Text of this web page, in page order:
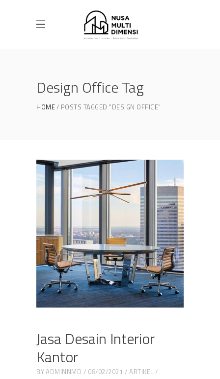
Design Office Tag
HOME POSTS TAGGED "DESIGN OFFICE"
Jasa Desain Interior
Kantor
BYADMINNMD 08/02/2021
ARTIKEL